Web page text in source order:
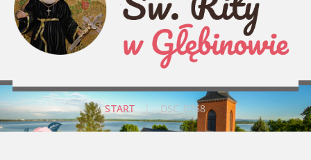
START | DSC_0768